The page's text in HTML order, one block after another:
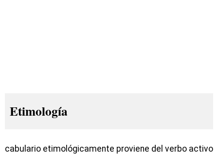
Etimología
cabulario etimológicamente proviene del verbo activo